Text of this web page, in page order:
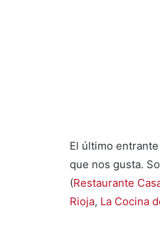
El último
que nos gusta.
(Restaurante
Rioja, La Cocina